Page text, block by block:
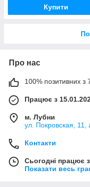
Купити
Про нас
100% позитивних з
Працює з
м. Лубни
ул. Покровская, 11,
Контакти
Сьогодні працює
Показати весь